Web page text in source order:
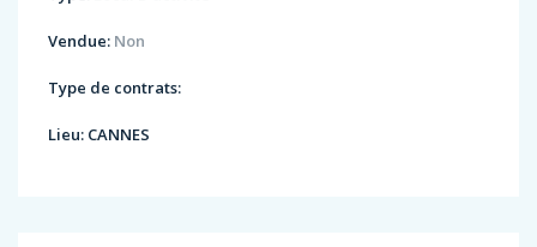
Vendue: Non
Type de contrats:
Lieu: CANNES